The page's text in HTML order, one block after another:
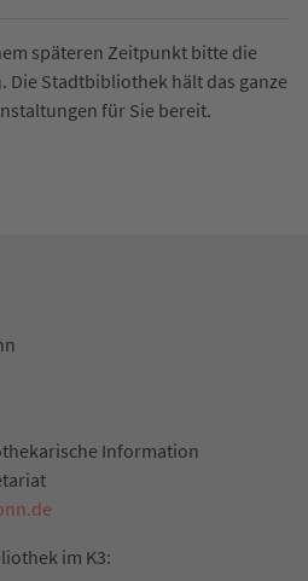
späteren Zeitpunkt bitte die
Die Stadtbibliothek hält das ganze
für Sie bereit.
Information
im K3: